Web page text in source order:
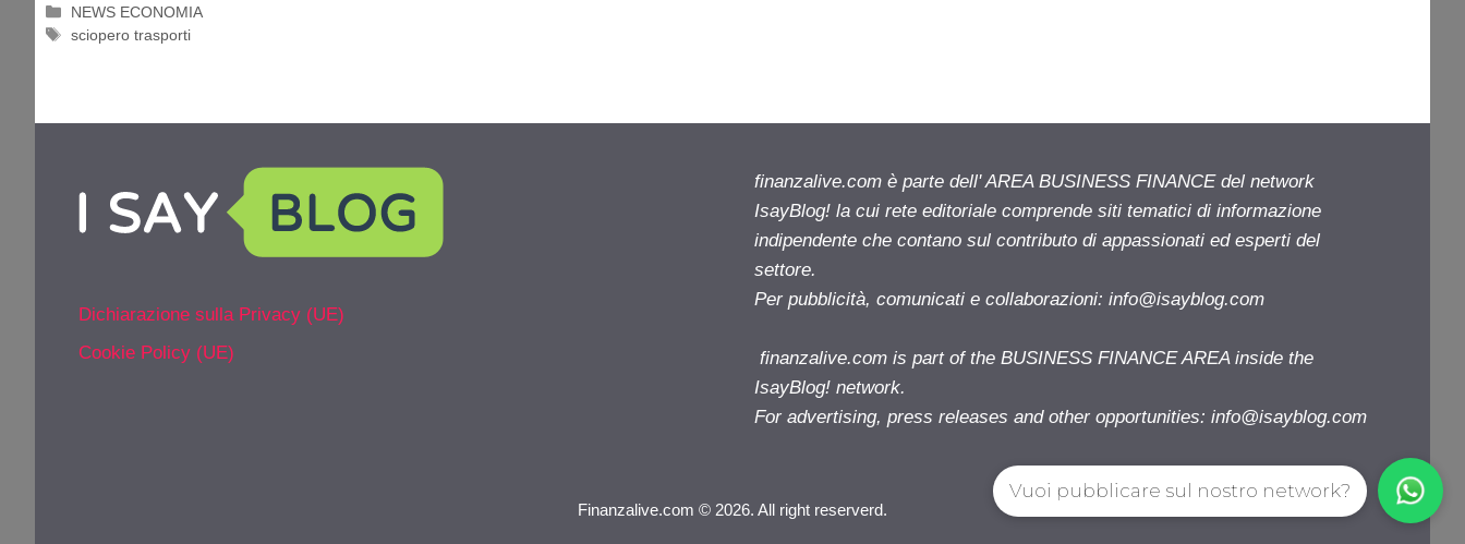
Categorie
NEWS ECONOMIA
Tag
sciopero trasporti
Dichiarazione sulla Privacy (UE)
Cookie Policy (UE)
finanzalive.com è parte dell' AREA BUSINESS FINANCE del network
IsayBlog! la cui rete editoriale comprende siti tematici di informazione
indipendente che contano sul contributo di appassionati ed esperti del
settore.
Per pubblicità, comunicati e collaborazioni: info@isayblog.com
finanzalive.com is part of the BUSINESS FINANCE AREA inside the
IsayBlog! network.
For advertising, press releases and other opportunities: info@isayblog.com
Finanzalive.com © 2026. All right reserverd.
Vuoi pubblicare sul nostro network?